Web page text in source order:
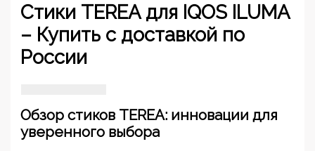
Стики TEREA для IQOS ILUMA
– Купить с доставкой по
России
Обзор стиков TEREA: инновации для
уверенного выбора